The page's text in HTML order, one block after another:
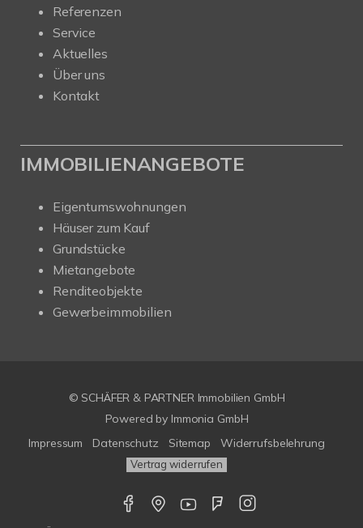
Referenzen
Service
Aktuelles
Über uns
Kontakt
IMMOBILIENANGEBOTE
Eigentumswohnungen
Häuser zum Kauf
Grundstücke
Mietangebote
Renditeobjekte
Gewerbeimmobilien
© SCHÄFER & PARTNER Immobilien GmbH
Powered by Immonia GmbH
Impressum
Datenschutz Sitemap Widerrufsbelehrung
Vertrag widerrufen